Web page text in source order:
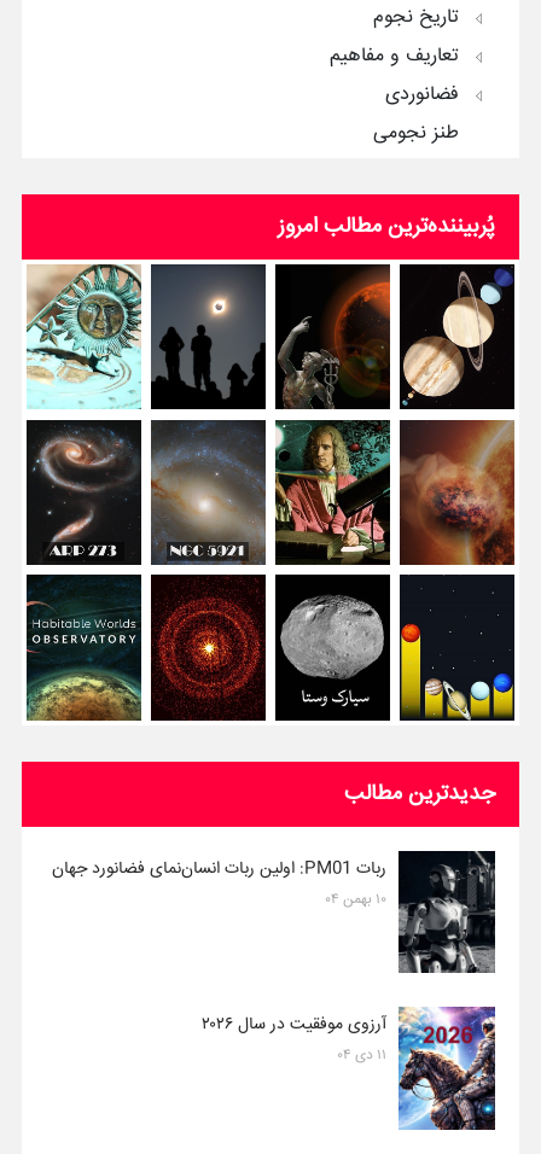
تاریخ نجوم
تعاریف و مفاهیم
فضانوردی
طنز نجومی
پُربیننده‌ترین‌ مطالب امروز
جدیدترین مطالب
ربات PM01: اولین ربات انسان‌نمای فضانورد جهان
۱۰ بهمن ۰۴
آرزوی موفقیت در سال ۲۰۲۶
۱۱ دی ۰۴